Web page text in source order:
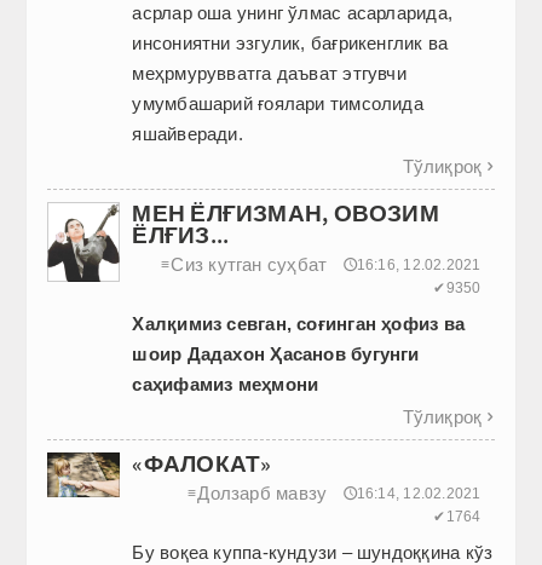
асрлар оша унинг ўлмас асарларида,
инсониятни эзгулик, бағрикенглик ва
меҳрмурувватга даъват этгувчи
умумбашарий ғоялари тимсолида
яшайверади.
Тўлиқроқ 
МЕН ЁЛҒИЗМАН, ОВОЗИМ
ЁЛҒИЗ...
≡Сиз кутган суҳбат
🕔16:16, 12.02.2021
✔9350
Халқимиз севган, соғинган ҳофиз ва
шоир Дадахон Ҳасанов бугунги
саҳифамиз меҳмони
Тўлиқроқ 
«ФАЛОКАТ»
≡Долзарб мавзу
🕔16:14, 12.02.2021
✔1764
Бу воқеа куппа-кундузи – шундоққина кўз